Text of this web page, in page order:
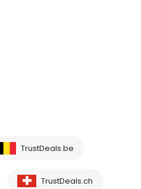
TrustDeals.be
TrustDeals.ch